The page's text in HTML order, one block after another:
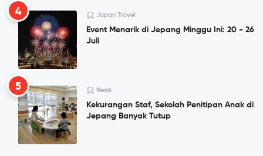
4 Japan Travel
Event Menarik di Jepang Minggu Ini: 20 - 26
Juli
5 News
Kekurangan Staf, Sekolah Penitipan Anak di
Jepang Banyak Tutup